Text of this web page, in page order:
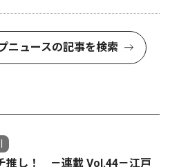
ニュースの記事を検索
推し！ －連載 Vol.44－江戸